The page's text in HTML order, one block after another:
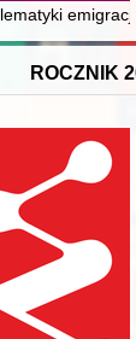
findings
ROCZNIK